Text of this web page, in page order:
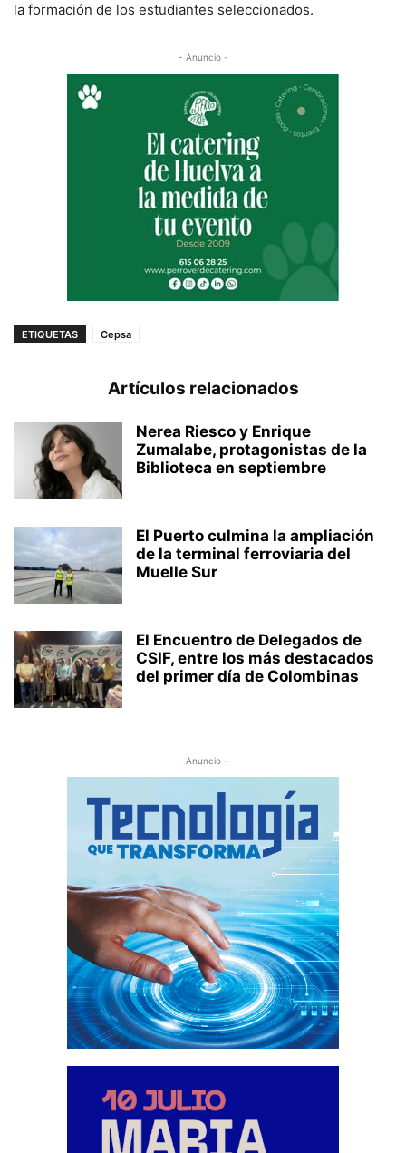
la formación de los estudiantes seleccionados.
- Anuncio -
ETIQUETAS Cepsa
Artículos relacionados
Nerea Riesco y Enrique
Zumalabe, protagonistas de la
Biblioteca en septiembre
El Puerto culmina la ampliación
de la terminal ferroviaria del
Muelle Sur
El Encuentro de Delegados de
CSIF, entre los más destacados
del primer día de Colombinas
- Anuncio -